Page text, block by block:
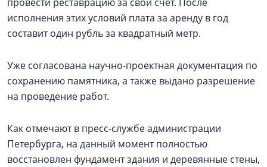
исполнения этих условий плата за аренду в год
составит один рубль за квадратный метр.
Уже согласована научно-проектная документация по
сохранению памятника, а также выдано разрешение
на проведение работ.
Как отмечают в пресс-службе администрации
Петербурга, на данный момент полностью
восстановлен фундамент здания и деревянные стены,